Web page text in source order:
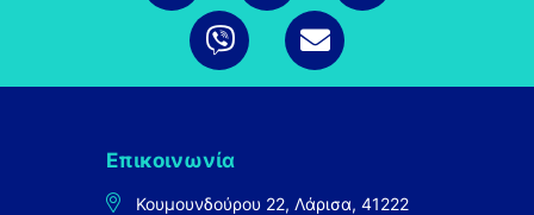
Επικοινωνία
Κουμουνδούρου 22, Λάρισα, 41222